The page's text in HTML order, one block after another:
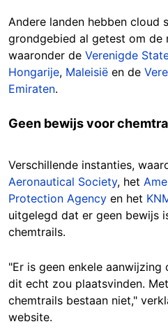
Andere landen hebben cloud
grondgebied al getest om de
waaronder de Verenigde
Hongarije, Maleisië en de
Emiraten.
Geen bewijs voor
Verschillende instanties,
Aeronautical Society, het
Protection Agency en het
uitgelegd dat er geen bewijs
chemtrails.
"Er is geen enkele
dit echt zou plaatsvinden.
chemtrails bestaan niet,"
website.